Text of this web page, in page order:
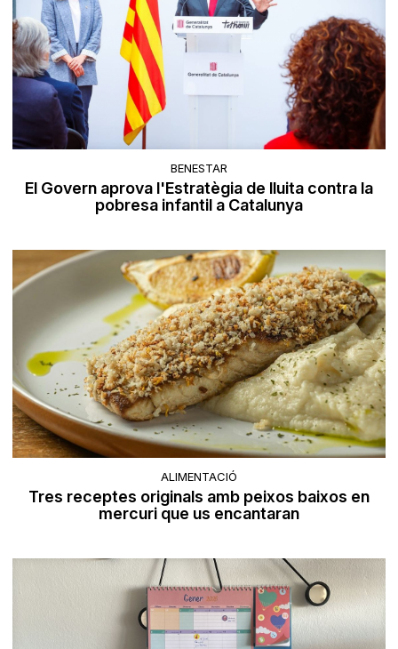
BENESTAR
El Govern aprova l'Estratègia de lluita contra la
pobresa infantil a Catalunya
ALIMENTACIÓ
Tres receptes originals amb peixos baixos en
mercuri que us encantaran